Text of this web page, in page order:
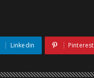
Linkedin Pinterest